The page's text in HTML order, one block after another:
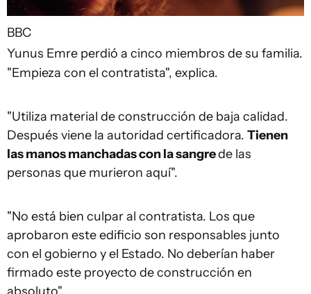
BBC
Yunus Emre perdió a cinco miembros de su familia.
"Empieza con el contratista", explica.
"Utiliza material de construcción de baja calidad.
Después viene la autoridad certificadora. Tienen
las manos manchadas con la sangrede las
personas que murieron aquí".
"No está bien culpar al contratista. Los que
aprobaron este edificio son responsables junto
con el gobierno y el Estado. No deberían haber
firmado este proyecto de construcción en
absoluto".